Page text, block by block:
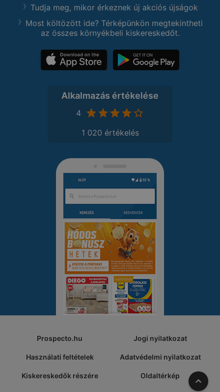
Tudja meg, mikor érkeznek új akciós újságok
Most költözött ide? Térképünkön megtekintheti
az összes környékbeli kiskereskedőt.
Alkalmazás értékelése
4
1 020 értékelés
Prospecto.hu Jogi nyilatkozat
Használati feltételek Adatvédelmi nyilatkozat
Kiskereskedők részére Oldaltérkép A